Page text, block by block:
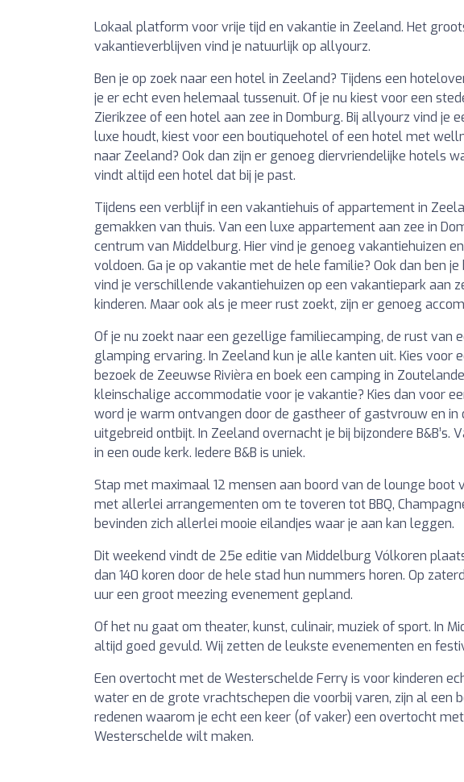
Lokaal platform voor vrije tijd en vakantie in Zeeland. Het
vakantieverblijven vind je natuurlijk op allyourz.
Ben je op zoek naar een hotel in Zeeland? Tijdens een
je er echt even helemaal tussenuit. Of je nu kiest voor een
Zierikzee of een hotel aan zee in Domburg. Bij allyourz vind je
luxe houdt, kiest voor een boutiquehotel of een hotel met
naar Zeeland? Ook dan zijn er genoeg diervriendelijke hotels
vindt altijd een hotel dat bij je past.
Tijdens een verblijf in een vakantiehuis of appartement in
gemakken van thuis. Van een luxe appartement aan zee in
centrum van Middelburg. Hier vind je genoeg vakantiehuizen
voldoen. Ga je op vakantie met de hele familie? Ook dan ben
vind je verschillende vakantiehuizen op een vakantiepark aan
kinderen. Maar ook als je meer rust zoekt, zijn er genoeg
Of je nu zoekt naar een gezellige familiecamping, de rust van
glamping ervaring. In Zeeland kun je alle kanten uit. Kies voor
bezoek de Zeeuwse Rivièra en boek een camping in
kleinschalige accommodatie voor je vakantie? Kies dan voor
word je warm ontvangen door de gastheer of gastvrouw en
uitgebreid ontbijt. In Zeeland overnacht je bij bijzondere
in een oude kerk. Iedere B&B is uniek.
Stap met maximaal 12 mensen aan boord van de lounge boot
met allerlei arrangementen om te toveren tot BBQ,
bevinden zich allerlei mooie eilandjes waar je aan kan leggen.
Dit weekend vindt de 25e editie van Middelburg Vólkoren
dan 140 koren door de hele stad hun nummers horen. Op
uur een groot meezing evenement gepland.
Of het nu gaat om theater, kunst, culinair, muziek of sport. In
altijd goed gevuld. Wij zetten de leukste evenementen en
Een overtocht met de Westerschelde Ferry is voor kinderen
water en de grote vrachtschepen die voorbij varen, zijn al een
redenen waarom je echt een keer (of vaker) een overtocht
Westerschelde wilt maken.